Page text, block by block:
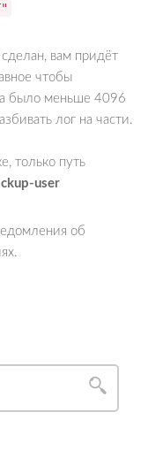
сделан, вам придёт
чтобы
было меньше 4096
лог на части.
только путь
user
об